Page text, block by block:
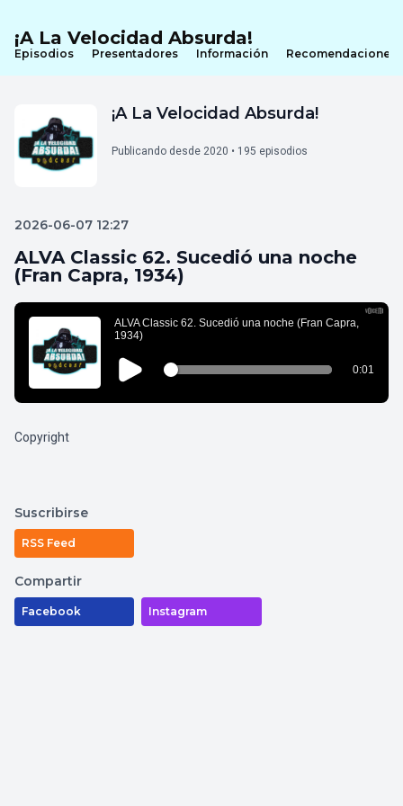
¡A La Velocidad Absurda!
Episodios Presentadores Información Recomendaciones
¡A La Velocidad Absurda!
Publicando desde 2020 • 195 episodios
2026-06-07 12:27
ALVA Classic 62. Sucedió una noche
(Fran Capra, 1934)
Copyright
Suscribirse
RSS Feed
Compartir
Facebook Instagram